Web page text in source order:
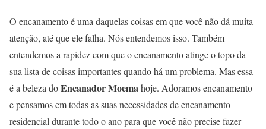
O encanamento é uma daquelas coisas em que você não dá muita
atenção, até que ele falha. Nós entendemos isso. Também
entendemos a rapidez com que o encanamento atinge o topo da
sua lista de coisas importantes quando há um problema. Mas essa
é a beleza doEncanador Moemahoje. Adoramos encanamento
e pensamos em todas as suas necessidades de encanamento
residencial durante todo o ano para que você não precise fazer